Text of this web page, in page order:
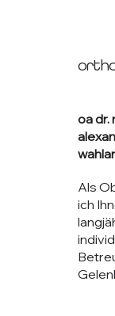
oa dr.
Als
ich